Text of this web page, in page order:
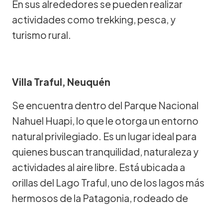
En sus alrededores se pueden realizar
actividades como trekking, pesca, y
turismo rural.
Villa Traful, Neuquén
Se encuentra dentro del Parque Nacional
Nahuel Huapi, lo que le otorga un entorno
natural privilegiado. Es un lugar ideal para
quienes buscan tranquilidad, naturaleza y
actividades al aire libre. Está ubicada a
orillas del Lago Traful, uno de los lagos más
hermosos de la Patagonia, rodeado de